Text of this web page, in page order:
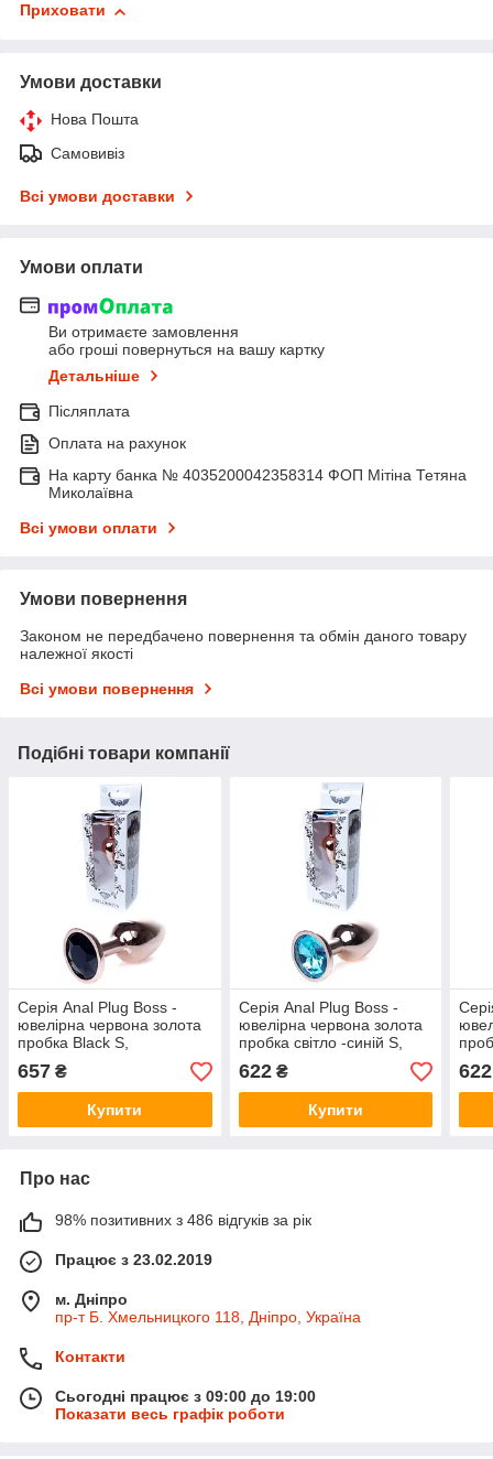
Приховати
Умови доставки
Нова Пошта
Самовивіз
Всі умови доставки
Умови оплати
Ви отримаєте замовлення
або гроші повернуться на вашу картку
Детальніше
Післяплата
Оплата на рахунок
На карту банка № 4035200042358314 ФОП Мітіна Тетяна
Миколаївна
Всі умови оплати
Умови повернення
Законом не передбачено повернення та обмін даного товару
належної якості
Всі умови повернення
Подібні товари компанії
Серія Anal Plug Boss -
ювелірна червона золота
пробка Black S,
BS6400111
657 ₴
Купити
Серія Anal Plug Boss -
ювелірна червона золота
пробка світло -синій S,
BS6400113
622₴
Купити
622
Про нас
98% позитивних з 486 відгуків за рік
Працює з 23.02.2019
м. Дніпро
пр-т Б. Хмельницкого 118, Дніпро, Україна
Контакти
Сьогодні працює з 09:00 до 19:00
Показати весь графік роботи